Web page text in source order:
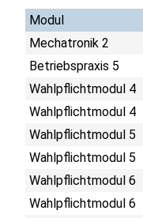
Modul
Mechatronik 2
Betriebspraxis 5
Wahlpflichtmodul 4
Wahlpflichtmodul 4
Wahlpflichtmodul 5
Wahlpflichtmodul 5
Wahlpflichtmodul 6
Wahlpflichtmodul 6